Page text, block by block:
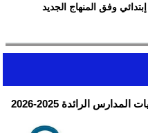
إبتدائي وفق المنهاج الجديد
الرائدة 2025-2026